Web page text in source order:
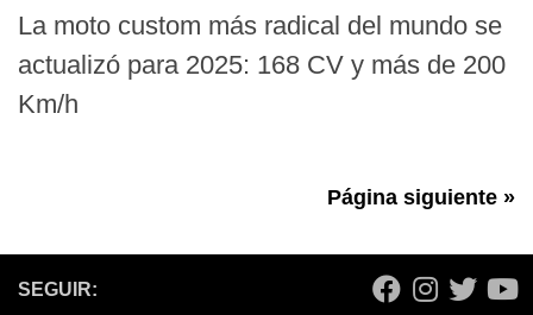
La moto custom más radical del mundo se
actualizó para 2025: 168 CV y más de 200
Km/h
Página siguiente »
SEGUIR: